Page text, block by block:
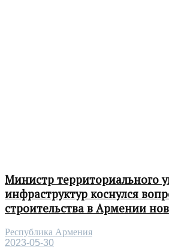
Министр территориального
инфраструктур коснулся
строительства в Армении
Республика Армения
2023-05-30